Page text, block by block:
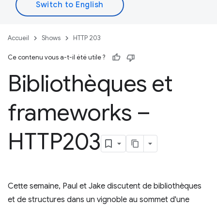
Accueil Shows HTTP 203
Ce contenu vous a-t-il été utile ?
Bibliothèques et
frameworks –
HTTP203
Cette semaine, Paul et Jake discutent de bibliothèques
et de structures dans un vignoble au sommet d'une